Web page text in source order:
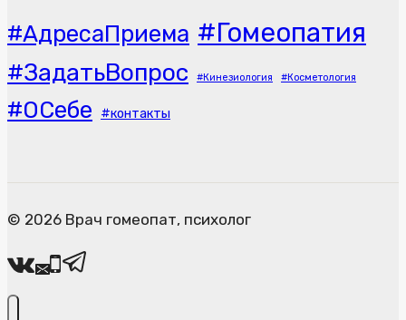
#АдресаПриема #Гомеопатия
#ЗадатьВопрос #Кинезиология #Косметология
#ОСебе #контакты
© 2026 Врач гомеопат, психолог